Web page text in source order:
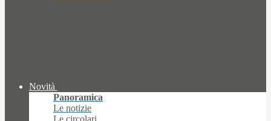
Novità
Panoramica
Le notizie